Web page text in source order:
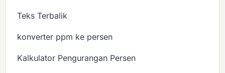
Teks Terbalik
konverter ppm ke persen
Kalkulator Pengurangan Persen